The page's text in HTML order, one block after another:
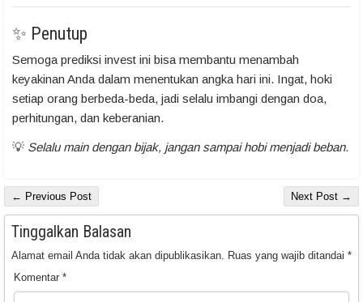
✨ Penutup
Semoga prediksi invest ini bisa membantu menambah
keyakinan Anda dalam menentukan angka hari ini. Ingat, hoki
setiap orang berbeda-beda, jadi selalu imbangi dengan doa,
perhitungan, dan keberanian.
💡 Selalu main dengan bijak, jangan sampai hobi menjadi beban.
← Previous Post Next Post →
Tinggalkan Balasan
Alamat email Anda tidak akan dipublikasikan. Ruas yang wajib ditandai *
Komentar *